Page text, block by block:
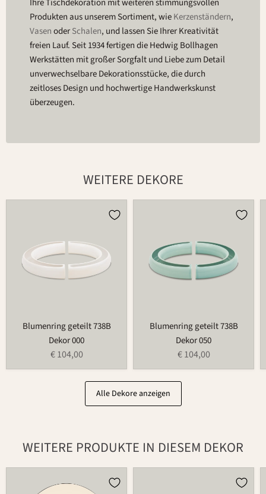
Ihre Tischdekoration mit weiteren stimmungsvollen
Produkten aus unserem Sortiment, wieKerzenständern,
VasenoderSchalen, und lassen Sie Ihrer Kreativität
freien Lauf. Seit 1934 fertigen die Hedwig Bollhagen
Werkstätten mit großer Sorgfalt und Liebe zum Detail
unverwechselbare Dekorationsstücke, die durch
zeitloses Design und hochwertige Handwerkskunst
überzeugen.
WEITERE DEKORE
Blumenring geteilt 738B
Dekor 000
€ 104,00
Blumenring geteilt 738B
Dekor 050
€ 104,00
Alle Dekore anzeigen
WEITERE PRODUKTE IN DIESEM DEKOR